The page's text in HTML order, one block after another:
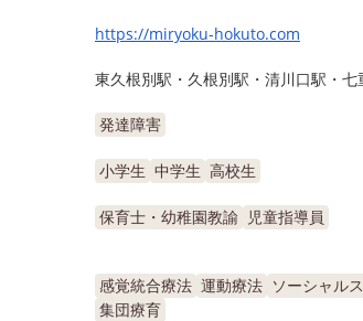
https://miryoku-hokuto.com
東久根別駅・久根別駅・清川口駅・七
発達障害
小学生 中学生 高校生
保育士・幼稚園教諭 児童指導員
感覚統合療法 運動療法 ソーシャル
集団療育